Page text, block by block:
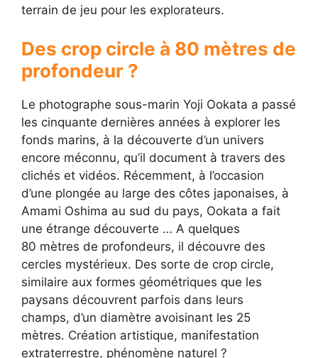
terrain de jeu pour les explorateurs.
Des crop circle à 80 mètres de
profondeur ?
Le photographe sous-marin Yoji Ookata a passé
les cinquante dernières années à explorer les
fonds marins, à la découverte d’un univers
encore méconnu, qu’il document à travers des
clichés et vidéos. Récemment, à l’occasion
d’une plongée au large des côtes japonaises, à
Amami Oshima au sud du pays, Ookata a fait
une étrange découverte … A quelques
80 mètres de profondeurs, il découvre des
cercles mystérieux. Des sorte de crop circle,
similaire aux formes géométriques que les
paysans découvrent parfois dans leurs
champs, d’un diamètre avoisinant les 25
mètres. Création artistique, manifestation
extraterrestre, phénomène naturel ?